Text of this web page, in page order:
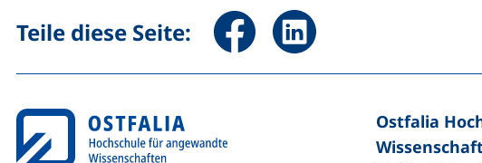
Teile diese Seite: Seite über Facebook teilen
Seite über LinkedIn teilen
Ostfalia